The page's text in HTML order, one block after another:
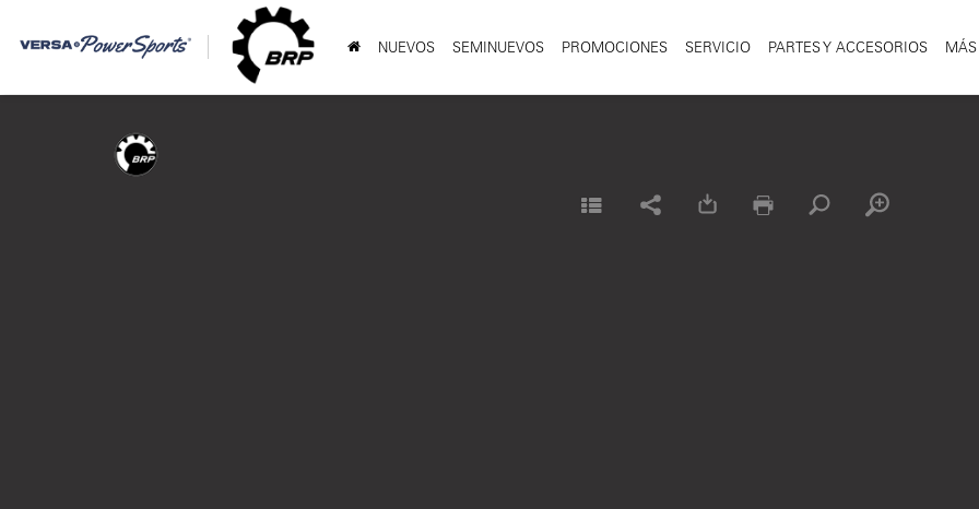
NUEVOS SEMINUEVOS PROMOCIONES SERVICIO PARTES Y ACCESORIOS MÁS